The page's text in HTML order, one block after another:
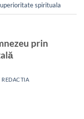
spirituala
prin
REDACTIA